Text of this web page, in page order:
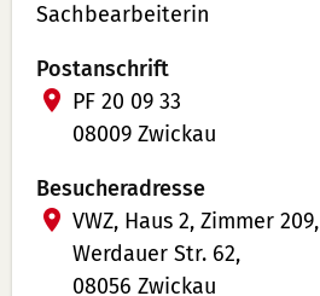
Sachbearbeiterin
Postanschrift
PF 20 09 33
08009 Zwickau
Besucheradresse
VWZ, Haus 2, Zimmer 209,
Werdauer Str. 62,
08056 Zwickau